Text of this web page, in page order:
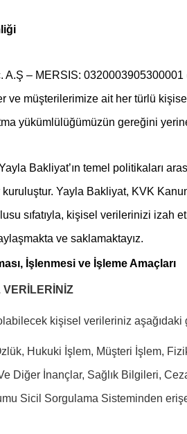
A.Ş – MERSIS:
ve müşterilerimize ait her türlü
yükümlülüğümüzün gereğini
Bakliyat’ın temel politikaları
Yayla Bakliyat, KVK
sıfatıyla, kişisel verilerinizi izah
ve saklamaktayız.
İşlenmesi ve İşleme Amaçları
kişisel verileriniz aşağıdaki
Hukuki İşlem, Müşteri İşlem,
Diğer İnançlar, Sağlık Bilgileri,
Sicil Sorgulama Sisteminden